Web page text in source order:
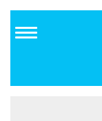
Inhalt